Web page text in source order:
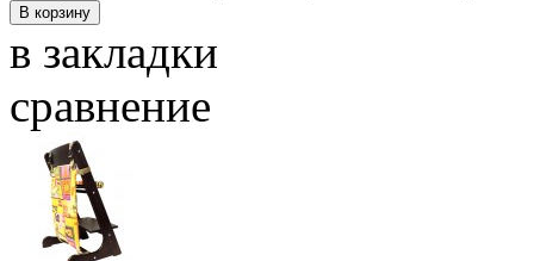
в закладки
сравнение